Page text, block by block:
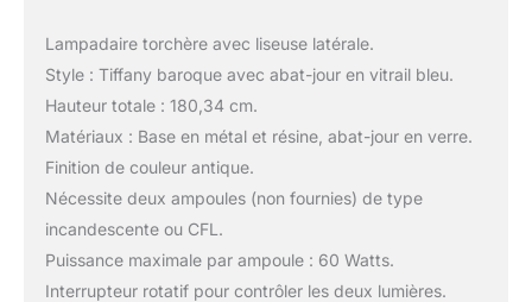
Lampadaire torchère avec liseuse latérale.
Style : Tiffany baroque avec abat-jour en vitrail bleu.
Hauteur totale : 180,34 cm.
Matériaux : Base en métal et résine, abat-jour en verre.
Finition de couleur antique.
Nécessite deux ampoules (non fournies) de type
incandescente ou CFL.
Puissance maximale par ampoule : 60 Watts.
Interrupteur rotatif pour contrôler les deux lumières.